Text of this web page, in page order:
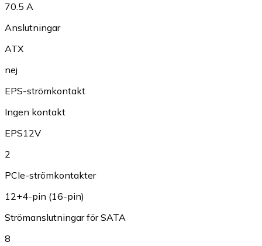
70.5 A
Anslutningar
ATX
nej
EPS-strömkontakt
Ingen kontakt
EPS12V
2
PCIe-strömkontakter
12+4-pin (16-pin)
Strömanslutningar för SATA
8